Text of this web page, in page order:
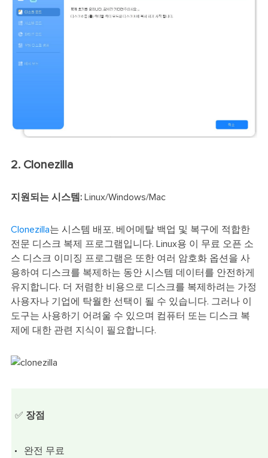
2. Clonezilla
지원되는 시스템:Linux/Windows/Mac
Clonezilla는 시스템 배포, 베어메탈 백업 및 복구에 적합한
전문 디스크 복제 프로그램입니다. Linux용 이 무료 오픈 소
스 디스크 이미징 프로그램은 또한 여러 암호화 옵션을 사
용하여 디스크를 복제하는 동안 시스템 데이터를 안전하게
유지합니다. 더 저렴한 비용으로 디스크를 복제하려는 가정
사용자나 기업에 탁월한 선택이 될 수 있습니다. 그러나 이
도구는 사용하기 어려울 수 있으며 컴퓨터 또는 디스크 복
제에 대한 관련 지식이 필요합니다.
✅ 장점
완전 무료